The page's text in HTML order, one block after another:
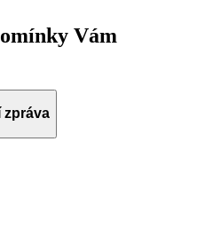
Vám
zpráva